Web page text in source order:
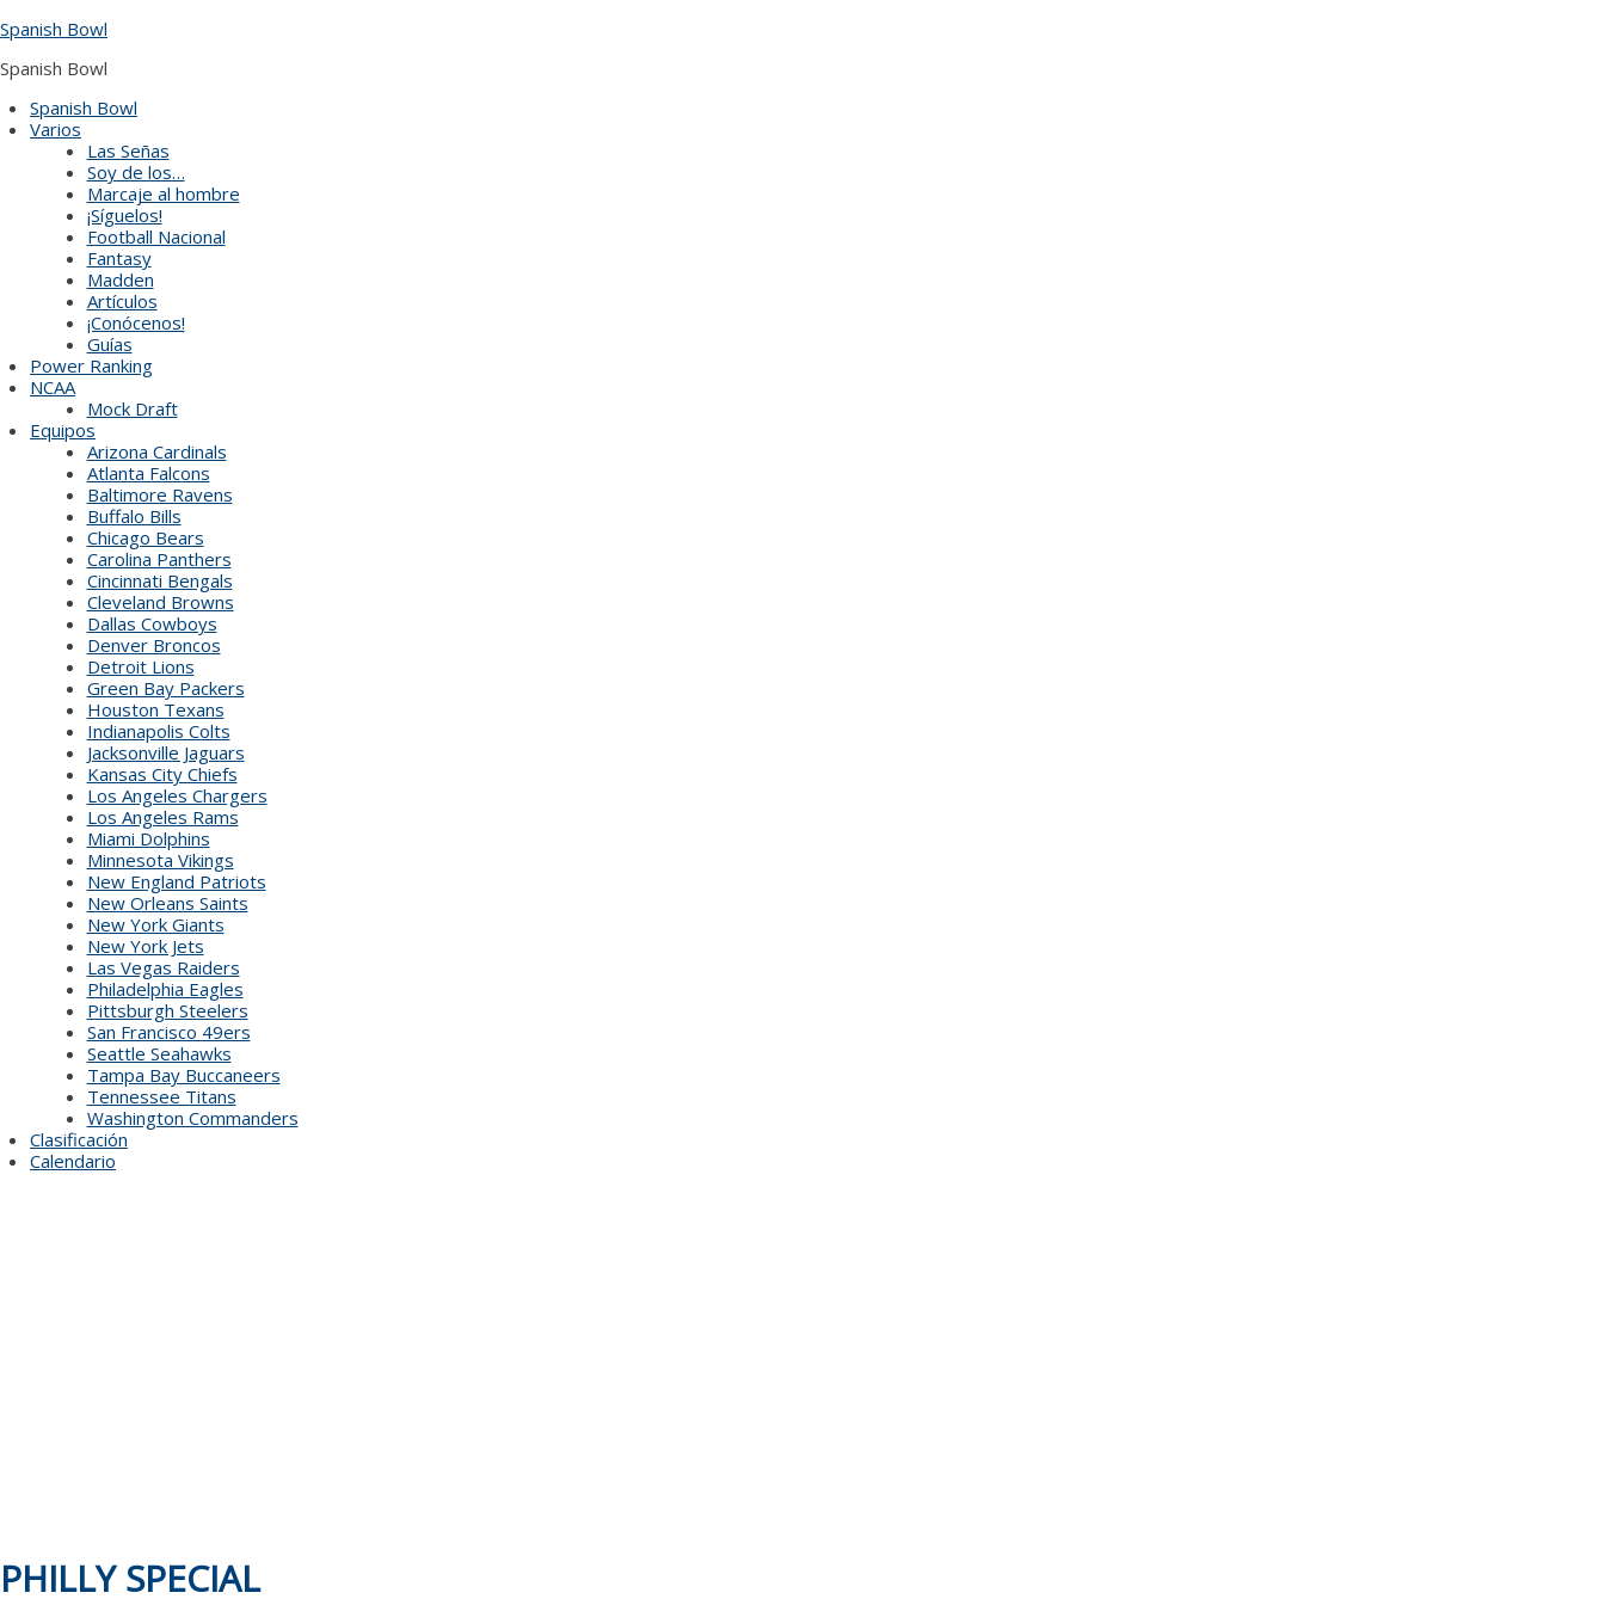
to
Spanish Bowl
Spanish Bowl
Spanish Bowl
Varios
Las Señas
Soy de los…
Marcaje al hombre
¡Síguelos!
Football Nacional
Fantasy
Madden
Artículos
¡Conócenos!
Guías
Power Ranking
NCAA
Mock Draft
Equipos
Arizona Cardinals
Atlanta Falcons
Baltimore Ravens
Buffalo Bills
Chicago Bears
Carolina Panthers
Cincinnati Bengals
Cleveland Browns
Dallas Cowboys
Denver Broncos
Detroit Lions
Green Bay Packers
Houston Texans
Indianapolis Colts
Jacksonville Jaguars
Kansas City Chiefs
Los Angeles Chargers
Los Angeles Rams
Miami Dolphins
Minnesota Vikings
New England Patriots
New Orleans Saints
New York Giants
New York Jets
Las Vegas Raiders
Philadelphia Eagles
Pittsburgh Steelers
San Francisco 49ers
Seattle Seahawks
Tampa Bay Buccaneers
Tennessee Titans
Washington Commanders
Clasificación
Calendario
PHILLY SPECIAL